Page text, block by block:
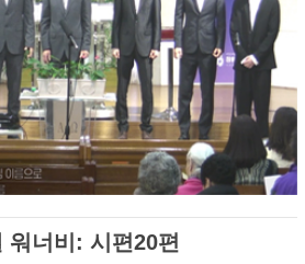
워너비: 시편20편